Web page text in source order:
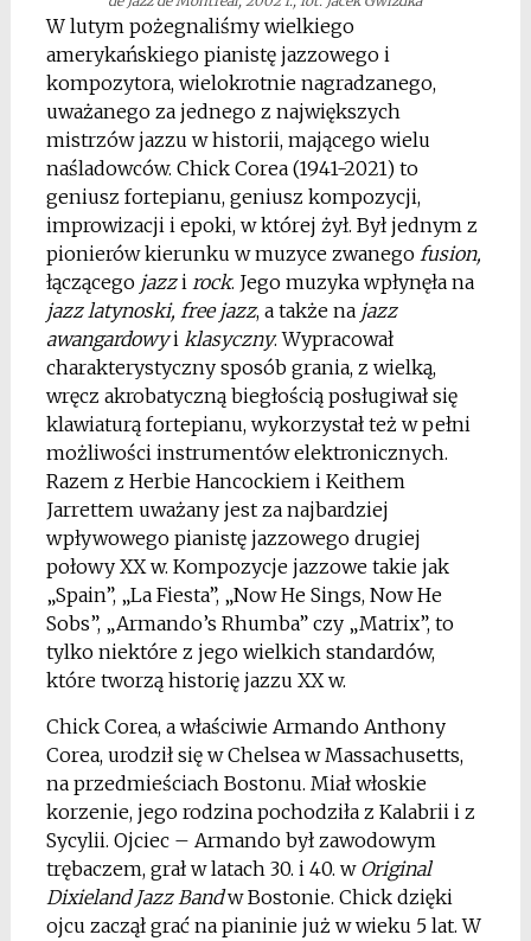
W lutym pożegnaliśmy wielkiego
amerykańskiego pianistę jazzowego i
kompozytora, wielokrotnie nagradzanego,
uważanego za jednego z największych
mistrzów jazzu w historii, mającego wielu
naśladowców. Chick Corea (1941-2021) to
geniusz fortepianu, geniusz kompozycji,
improwizacji i epoki, w której żył. Był jednym z
pionierów kierunku w muzyce zwanego fusion,
łączącego jazzi rock. Jego muzyka wpłynęła na
jazz latynoski, free jazz, a także na jazz
awangardowyi klasyczny. Wypracował
charakterystyczny sposób grania, z wielką,
wręcz akrobatyczną biegłością posługiwał się
klawiaturą fortepianu, wykorzystał też w pełni
możliwości instrumentów elektronicznych.
Razem z Herbie Hancockiem i Keithem
Jarrettem uważany jest za najbardziej
wpływowego pianistę jazzowego drugiej
połowy XX w. Kompozycje jazzowe takie jak
„Spain”, „La Fiesta”, „Now He Sings, Now He
Sobs”, „Armando’s Rhumba” czy „Matrix”, to
tylko niektóre z jego wielkich standardów,
które tworzą historię jazzu XX w.
Chick Corea, a właściwie Armando Anthony
Corea, urodził się w Chelsea w Massachusetts,
na przedmieściach Bostonu. Miał włoskie
korzenie, jego rodzina pochodziła z Kalabrii i z
Sycylii. Ojciec – Armando był zawodowym
trębaczem, grał w latach 30. i 40. w Original
Dixieland Jazz Bandw Bostonie. Chick dzięki
ojcu zaczął grać na pianinie już w wieku 5 lat. W